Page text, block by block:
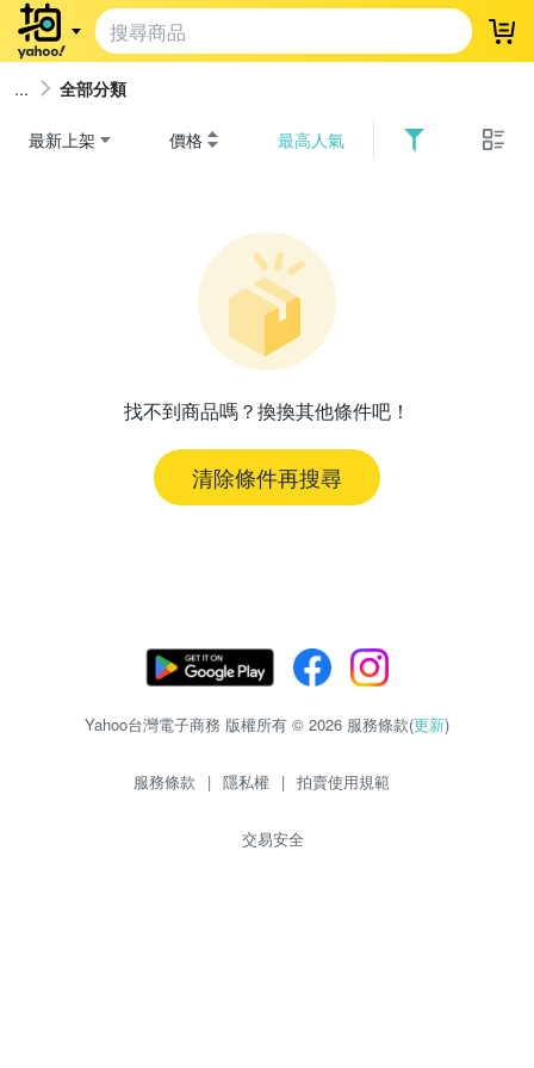
登
全部分類
最新上架 價格 最高人氣
找不到商品嗎？換換其他條件吧！
清除條件再搜尋
Yahoo台灣電子商務 版權所有 © 2026 服務條款(更新)
服務條款 | 隱私權 | 拍賣使用規範
交易安全